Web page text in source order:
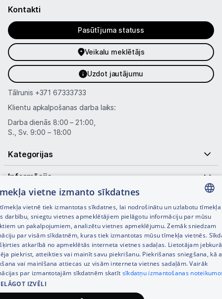
Kontakti
Pasūtījuma statuss
Veikalu meklētājs
Uzdot jautājumu
Tālrunis +371 67333733
Klientu apkalpošanas darba laiks:
Darba dienās 8:00 – 21:00,
S., Sv. 9:00 – 18:00
Kategorijas
Informācija
Noderīgas saites
© SIA Tet 2026 -
LATVIAN
RUSSIAN
ENGLISH
vietne izmanto sīkdatnes
vietnē tiek izmantotas sīkdatnes, lai nodrošinātu un uzlabotu tīmekļa
darbību, sniegtu vietnes apmeklētājiem pielāgotu informāciju par mūsu
un pakalpojumiem, analizētu vietnes apmeklējumu. Zemāk sniedzam
par visām sīkdatnēm, kuras tiek izmantotas mūsu tīmekļa vietnēs.
atkarībā no apmeklētās interneta vietnes sadaļas. Lietotājam
piekrist, atteikties vai mainīt savu piekrišanu. Piekrišanas sniegšana, kā
vai mainīšana attiecas uz visām interneta vietnes sadaļām. Vairāk
par izmantotajām sīkdatnēm skatīt sīkdatņu izmantošanas
IZVĒLI